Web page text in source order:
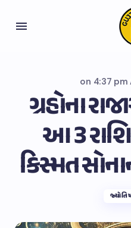
on 4:37 pm
ગ્રહોના
આ 3
કિસ્મત